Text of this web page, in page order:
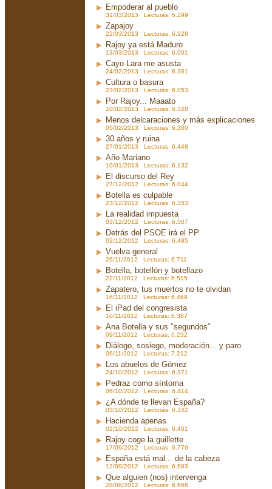
Empoderar al pueblo
31/03/2013 Lecturas: 6.299
Zapajoy
22/03/2013 Lecturas: 6.328
Rajoy ya está Maduro
13/03/2013 Lecturas: 6.001
Cayo Lara me asusta
24/02/2013 Lecturas: 6.381
Cultura o basura
23/02/2013 Lecturas: 6.053
Por Rajoy... Maaato
10/02/2013 Lecturas: 6.328
Menos delcaraciones y más explicaciones
05/02/2013 Lecturas: 6.300
30 años y ruina
27/01/2013 Lecturas: 6.448
Año Mariano
10/01/2013 Lecturas: 6.132
El discurso del Rey
27/12/2012 Lecturas: 6.044
Botella es culpable
23/12/2012 Lecturas: 6.353
La realidad impuesta
03/12/2012 Lecturas: 6.307
Detrás del PSOE irá el PP
02/12/2012 Lecturas: 6.485
Vuelva general
26/11/2012 Lecturas: 6.711
Botella, botellón y botellazo
22/11/2012 Lecturas: 6.515
Zapatero, tus muertos no te olvidan
16/11/2012 Lecturas: 6.469
El iPad del congresista
10/11/2012 Lecturas: 6.387
Ana Botella y sus "segundos"
09/11/2012 Lecturas: 6.232
Diálogo, sosiego, moderación... y paro
06/11/2012 Lecturas: 7.212
Los abuelos de Gómez
24/10/2012 Lecturas: 6.371
Pedraz como síntoma
06/10/2012 Lecturas: 6.414
¿A dónde te llevan España?
03/10/2012 Lecturas: 6.342
Hacienda apenas
02/10/2012 Lecturas: 6.401
Rajoy coge la guillette
17/09/2012 Lecturas: 6.779
España está mal... de la cabeza
12/09/2012 Lecturas: 6.683
Que alguien (nos) intervenga
28/08/2012 Lecturas: 6.666